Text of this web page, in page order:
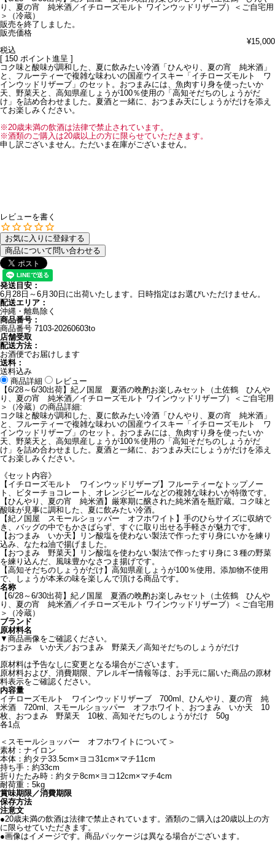
り、夏の宵 純米酒／イチローズモルト ワインウッドリザーブ）＜ご自宅用
＞（冷蔵）
販売を終了しました。
販売価格
¥15,000
税込
[ 150 ポイント進呈 ]
コク味と酸味が調和した、夏に飲みたい冷酒「ひんやり、夏の宵 純米酒」
と、フルーティーで複雑な味わいの国産ウイスキー「イチローズモルト ワ
インウッドリザーブ」のセット。おつまみには、魚肉すり身を使ったいか
天、野菜天と、高知県産しょうが100％使用の「高知そだちのしょうがだ
け」を詰め合わせました。夏酒と一緒に、おつまみ天にしょうがだけを添え
てお楽しみください。
※20歳未満の飲酒は法律で禁止されています。
※酒類のご購入は20歳以上の方に限らせていただきます。
申し訳ございません。ただいま在庫がございません。
レビューを書く
お気に入りに登録する
商品について問い合わせる
発送目安：
6月28日～6月30日に出荷いたします。日時指定はお選びいただけません。
配送エリア：
沖縄・離島除く
商品番号：
商品番号 7103-20260603to
店舗受取
配送方法：
お酒便でお届けします
送料：
送料込み
商品詳細
レビュー
【6/28～6/30出荷】紀ノ国屋 夏酒の晩酌お楽しみセット（土佐鶴 ひんや
り、夏の宵 純米酒／イチローズモルト ワインウッドリザーブ）＜ご自宅用
＞（冷蔵）の商品詳細:
コク味と酸味が調和した、夏に飲みたい冷酒「ひんやり、夏の宵 純米酒」
と、フルーティーで複雑な味わいの国産ウイスキー「イチローズモルト ワ
インウッドリザーブ」のセット。おつまみには、魚肉すり身を使ったいか
天、野菜天と、高知県産しょうが100％使用の「高知そだちのしょうがだ
け」を詰め合わせました。夏酒と一緒に、おつまみ天にしょうがだけを添え
てお楽しみください。
《セット内容》
【イチローズモルト ワインウッドリザーブ】フルーティーなトップノー
ト、ビターチョコレート、オレンジピールなどの複雑な味わいが特徴です。
【ひんやり、夏の宵 純米酒】厳寒期に醸された純米酒を瓶貯蔵。コク味と
酸味が見事に調和した、夏に飲みたい冷酒。
【紀ノ国屋 スモールショッパー オフホワイト】手のひらサイズに収納で
き、バッグの中でもかさばらず、すぐに取り出せる手軽さが魅力です。
【おつまみ いか天】リン酸塩を使わない製法で作ったすり身にいかを練り
込み、なたね油で揚げました。
【おつまみ 野菜天】リン酸塩を使わない製法で作ったすり身に３種の野菜
を練り込んだ、風味豊かなさつま揚げです。
【高知そだちのしょうがだけ】高知県産しょうが100％使用。添加物不使用
で、しょうが本来の味を楽しんで頂ける商品です。
名称
【6/28～6/30出荷】紀ノ国屋 夏酒の晩酌お楽しみセット（土佐鶴 ひんや
り、夏の宵 純米酒／イチローズモルト ワインウッドリザーブ）＜ご自宅用
＞（冷蔵）
ブランド
原材料名
▼商品画像をご確認ください。
おつまみ いか天／おつまみ 野菜天／高知そだちのしょうがだけ
原材料は予告なしに変更となる場合がございます。
原材料および、消費期限、アレルギー情報等は、お手元に届いた商品の原材
料表示をご確認ください。
内容量
イチローズモルト ワインウッドリザーブ 700ml、ひんやり、夏の宵 純
米酒 720ml、スモールショッパー オフホワイト、おつまみ いか天 10
枚、おつまみ 野菜天 10枚、高知そだちのしょうがだけ 50g
各1点
＜スモールショッパー オフホワイトについて＞
素材：ナイロン
本体：約タテ33.5cm×ヨコ31cm×マチ11cm
持ち手：約33cm
折りたたみ時：約タテ8cm×ヨコ12cm×マチ4cm
耐荷重：5kg
賞味期限／消費期限
保存方法
注意文
●20歳未満の飲酒は法律で禁止されています。酒類のご購入は20歳以上の方
に限らせていただきます。
●画像はイメージです。商品パッケージは異なる場合がございます。